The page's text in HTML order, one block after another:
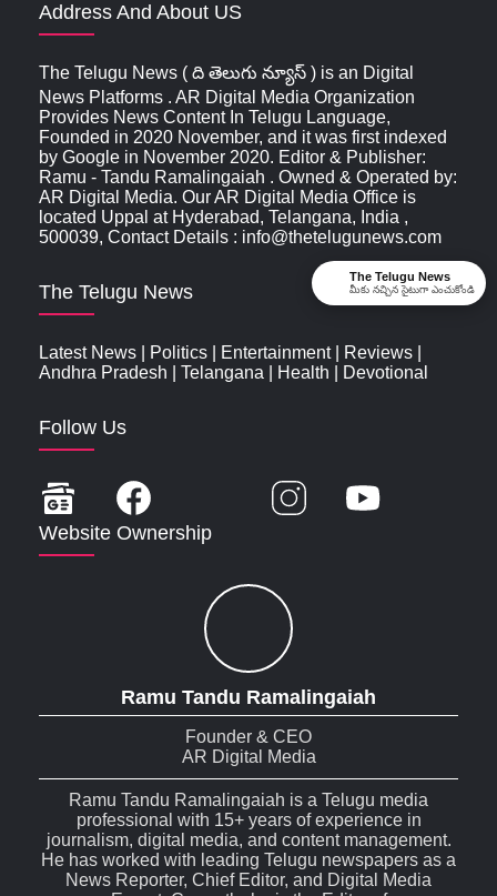
Address And About US
The Telugu News ( ది తెలుగు న్యూస్‌ ) is an Digital
News Platforms . AR Digital Media Organization
Provides News Content In Telugu Language,
Founded in 2020 November, and it was first indexed
by Google in November 2020. Editor & Publisher:
Ramu - Tandu Ramalingaiah . Owned & Operated by:
AR Digital Media. Our AR Digital Media Office is
located Uppal at Hyderabad, Telangana, India ,
500039, Contact Details : info@thetelugunews.com
The Telugu News
Latest News Politics Entertainment| Reviews
Andhra Pradesh
Telangana Health Devotional
Follow Us
Website Ownership
Ramu Tandu Ramalingaiah
Founder & CEO
AR Digital Media
Ramu Tandu Ramalingaiah is a Telugu media
professional with 15+ years of experience in
journalism, digital media, and content management.
He has worked with leading Telugu newspapers as a
News Reporter, Chief Editor, and Digital Media
The Telugu News
మీకు నచ్చిన సైటుగా ఎంచుకోండి